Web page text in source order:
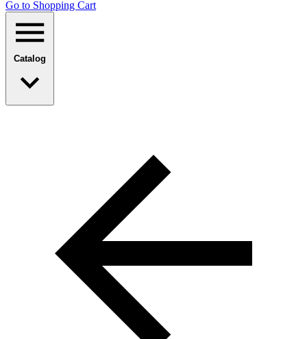
Go to Shopping Сart
Catalog